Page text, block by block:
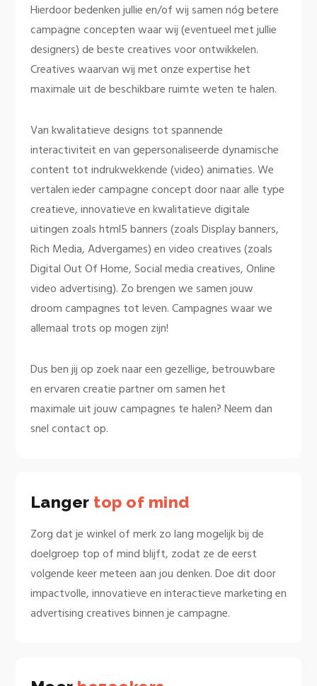
Hierdoor bedenken jullie en/of wij samen nóg betere
campagne concepten waar wij (eventueel met jullie
designers) de beste creatives voor ontwikkelen.
Creatives waarvan wij met onze expertise het
maximale uit de beschikbare ruimte weten te halen.
Van kwalitatieve designs tot spannende
interactiviteit en van gepersonaliseerde dynamische
content tot indrukwekkende (video) animaties. We
vertalen ieder campagne concept door naar alle type
creatieve, innovatieve en kwalitatieve digitale
uitingen zoals html5 banners (zoals Display banners,
Rich Media, Advergames) en video creatives (zoals
Digital Out Of Home, Social media creatives, Online
video advertising). Zo brengen we samen jouw
droom campagnes tot leven. Campagnes waar we
allemaal trots op mogen zijn!
Dus ben jij op zoek naar een gezellige, betrouwbare
en ervaren creatie partner om samen het
maximale uit jouw campagnes te halen? Neem dan
snel contact op.
Langer top of mind
Zorg dat je winkel of merk zo lang mogelijk bij de
doelgroep top of mind blijft, zodat ze de eerst
volgende keer meteen aan jou denken. Doe dit door
impactvolle, innovatieve en interactieve marketing en
advertising creatives binnen je campagne.